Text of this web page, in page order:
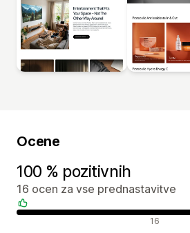
Ocene
100 % pozitivnih
16 ocen za vse prednastavitve
Pozitivne ocene 16